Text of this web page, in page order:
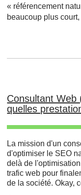
« référencement
beaucoup plus
Consultant Web
quelles
La mission d'un
d'optimiser le SEO
delà de
trafic web pour
de la société. Okay,